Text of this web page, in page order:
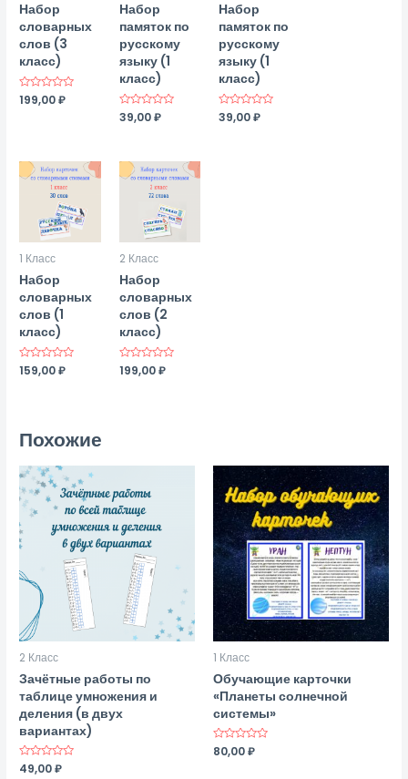
Набор
словарных
слов (3
класс)
Оценка
0
199,00₽
Набор
памяток по
русскому
языку (1
класс)
Оценка
0
39,00₽
Набор
памяток по
русскому
языку (1
класс)
Оценка
0
39,00₽
1 Класс
Набор
словарных
слов (1
класс)
Оценка
0
159,00₽
2 Класс
Набор
словарных
слов (2
класс)
Оценка
0
199,00₽
Похожие
2 Класс
Зачётные работы по
таблице умножения и
деления (в двух
вариантах)
Оценка
0
49,00₽
1 Класс
Обучающие карточки
«Планеты солнечной
системы»
Оценка
0
80,00₽